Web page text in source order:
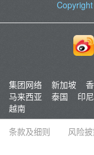
集团网络 新加坡
马来西亚
泰国 印尼
越南
条款及细则
风险